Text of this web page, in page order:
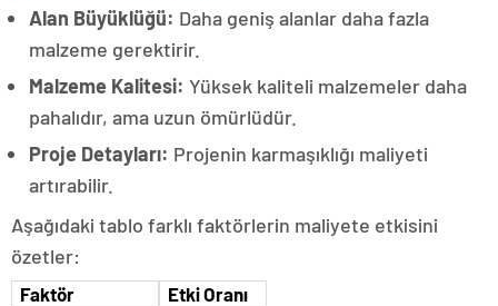
Alan Büyüklüğü: Daha geniş alanlar daha fazla
malzeme gerektirir.
Malzeme Kalitesi: Yüksek kaliteli malzemeler daha
pahalıdır, ama uzun ömürlüdür.
Proje Detayları: Projenin karmaşıklığı maliyeti
artırabilir.
Aşağıdaki tablo farklı faktörlerin maliyete etkisini
özetler:
Faktör Etki Oranı